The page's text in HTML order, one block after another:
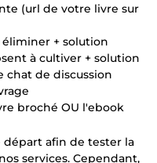
(url de votre livre sur
+ solution
à cultiver + solution
chat de discussion
broché OU l'ebook
afin de tester la
services. Cependant,